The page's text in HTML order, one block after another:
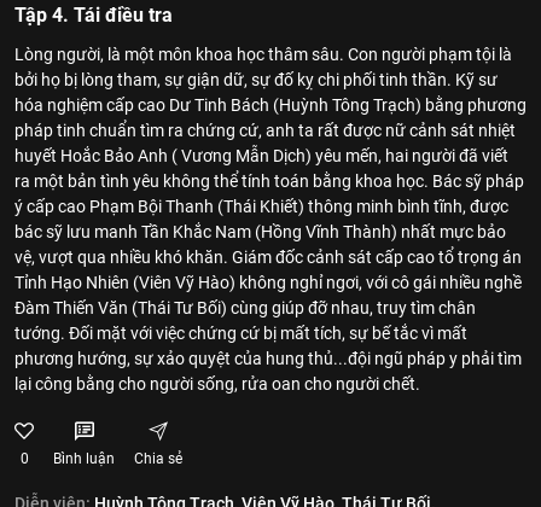
Tập 4. Tái điều tra
Lòng người, là một môn khoa học thâm sâu. Con người phạm tội là
bởi họ bị lòng tham, sự giận dữ, sự đố kỵ chi phối tinh thần. Kỹ sư
hóa nghiệm cấp cao Dư Tinh Bách (Huỳnh Tông Trạch) bằng phương
pháp tinh chuẩn tìm ra chứng cứ, anh ta rất được nữ cảnh sát nhiệt
huyết Hoắc Bảo Anh ( Vương Mẫn Dịch) yêu mến, hai người đã viết
ra một bản tình yêu không thể tính toán bằng khoa học. Bác sỹ pháp
ý cấp cao Phạm Bội Thanh (Thái Khiết) thông minh bình tĩnh, được
bác sỹ lưu manh Tần Khắc Nam (Hồng Vĩnh Thành) nhất mực bảo
vệ, vượt qua nhiều khó khăn. Giám đốc cảnh sát cấp cao tổ trọng án
Tỉnh Hạo Nhiên (Viên Vỹ Hào) không nghỉ ngơi, với cô gái nhiều nghề
Đàm Thiến Văn (Thái Tư Bối) cùng giúp đỡ nhau, truy tìm chân
tướng. Đối mặt với việc chứng cứ bị mất tích, sự bế tắc vì mất
phương hướng, sự xảo quyệt của hung thủ...đội ngũ pháp y phải tìm
lại công bằng cho người sống, rửa oan cho người chết.
0 Bình luận Chia sẻ